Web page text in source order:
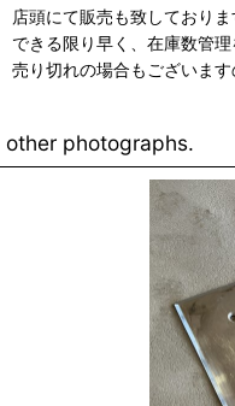
店頭にて販売も致しておりま
できる限り早く、在庫数管理
売り切れの場合もございます
other photographs.